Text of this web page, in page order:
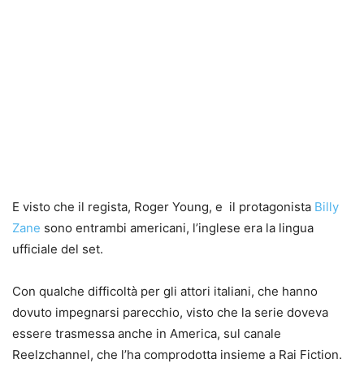
E visto che il regista, Roger Young, e il protagonista Billy
Zane sono entrambi americani, l’inglese era la lingua
ufficiale del set.
Con qualche difficoltà per gli attori italiani, che hanno
dovuto impegnarsi parecchio, visto che la serie doveva
essere trasmessa anche in America, sul canale
Reelzchannel, che l’ha comprodotta insieme a Rai Fiction.